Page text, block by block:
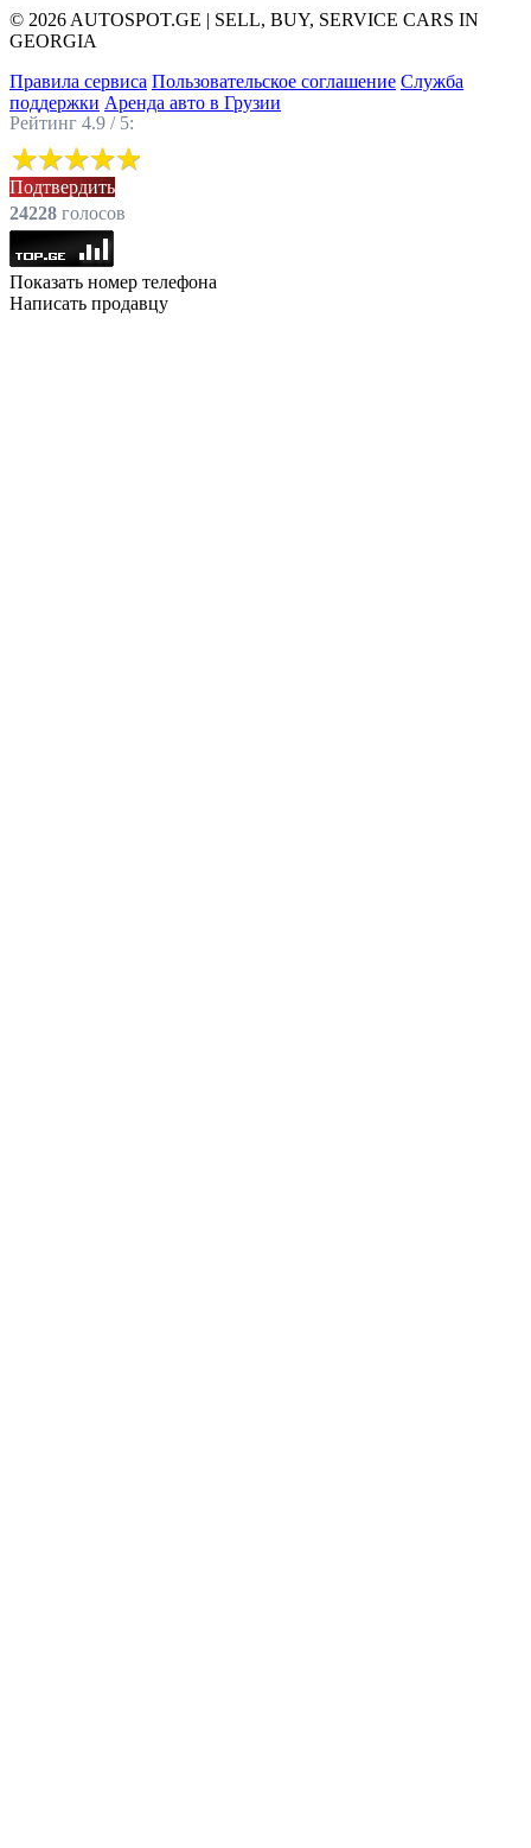
© 2026 AUTOSPOT.GE | SELL, BUY, SERVICE CARS IN
GEORGIA
Правила сервиса Пользовательское соглашение Служба
поддержки Аренда авто в Грузии
Рейтинг 4.9 / 5:
Подтвердить
24228 голоcов
Показать номер телефона
Написать продавцу